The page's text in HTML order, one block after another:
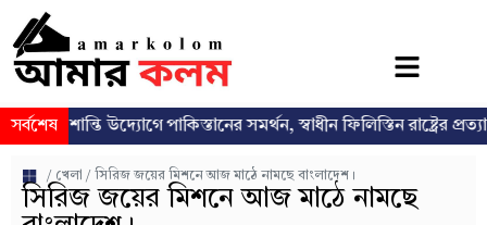
সর্বশেষউদ্যোগে পাকিস্তানের সমর্থন, স্বাধীন ফিলিস্তিন রাষ্ট্রের প্রত্যাশা
/ খেলা / সিরিজ জয়ের মিশনে আজ মাঠে নামছে বাংলাদেশ।
সিরিজ জয়ের মিশনে আজ মাঠে নামছে